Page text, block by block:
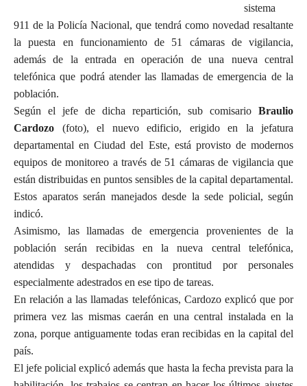
sistema
911 de la Policía Nacional, que tendrá como novedad resaltante
la puesta en funcionamiento de 51 cámaras de vigilancia,
además de la entrada en operación de una nueva central
telefónica que podrá atender las llamadas de emergencia de la
población.
Según el jefe de dicha repartición, sub comisario Braulio
Cardozo (foto), el nuevo edificio, erigido en la jefatura
departamental en Ciudad del Este, está provisto de modernos
equipos de monitoreo a través de 51 cámaras de vigilancia que
están distribuidas en puntos sensibles de la capital departamental.
Estos aparatos serán manejados desde la sede policial, según
indicó.
Asimismo, las llamadas de emergencia provenientes de la
población serán recibidas en la nueva central telefónica,
atendidas y despachadas con prontitud por personales
especialmente adestrados en ese tipo de tareas.
En relación a las llamadas telefónicas, Cardozo explicó que por
primera vez las mismas caerán en una central instalada en la
zona, porque antiguamente todas eran recibidas en la capital del
país.
El jefe policial explicó además que hasta la fecha prevista para la